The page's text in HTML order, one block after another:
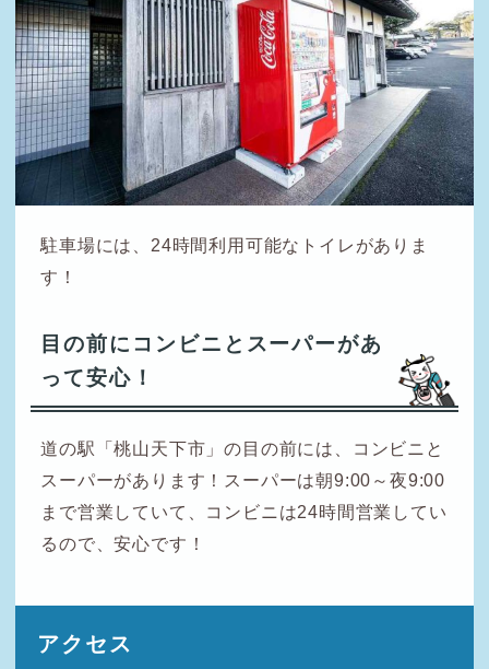
駐車場には、24時間利用可能なトイレがありま
す！
目の前にコンビニとスーパーがあ
って安心！
道の駅「桃山天下市」の目の前には、コンビニと
スーパーがあります！スーパーは朝9:00～夜9:00
まで営業していて、コンビニは24時間営業してい
るので、安心です！
アクセス